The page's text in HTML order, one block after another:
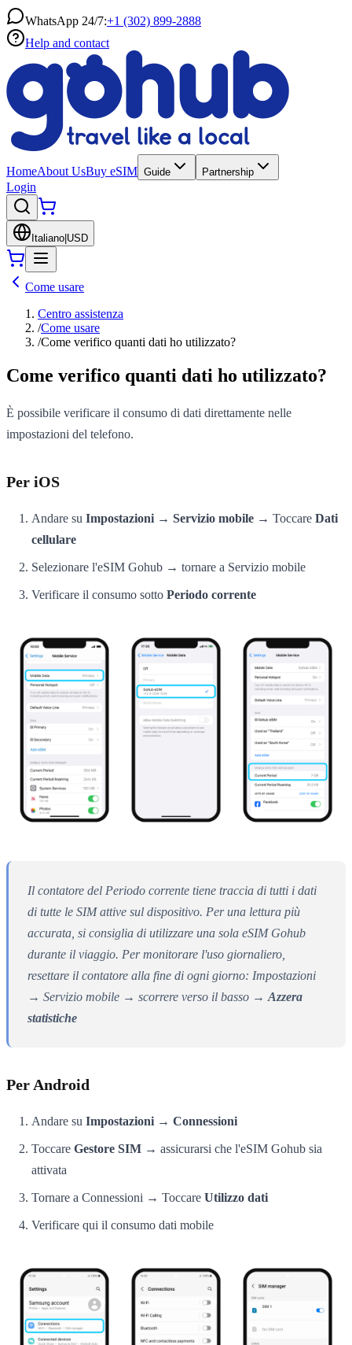
WhatsApp 24/7:+1 (302) 899-2888
Help and contact
HomeAbout UsBuy eSIM Guide Partnership
Login
Italiano USD
Come usare
Centro assistenza
/Come usare
/Come verifico quanti dati ho utilizzato?
Come verifico quanti dati ho utilizzato?
È possibile verificare il consumo di dati direttamente nelle
impostazioni del telefono.
Per iOS
Andare su Impostazioni → Servizio mobile → Toccare Dati
cellulare
Selezionare l'eSIM Gohub → tornare a Servizio mobile
Verificare il consumo sotto Periodo corrente
Il contatore del Periodo corrente tiene traccia di tutti i dati
di tutte le SIM attive sul dispositivo. Per una lettura più
accurata, si consiglia di utilizzare una sola eSIM Gohub
durante il viaggio. Per monitorare l'uso giornaliero,
resettare il contatore alla fine di ogni giorno: Impostazioni
→ Servizio mobile → scorrere verso il basso → Azzera
statistiche
Per Android
Andare su Impostazioni → Connessioni
Toccare Gestore SIM → assicurarsi che l'eSIM Gohub sia
attivata
Tornare a Connessioni → Toccare Utilizzo dati
Verificare qui il consumo dati mobile